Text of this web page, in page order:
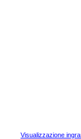
Visualizzazione